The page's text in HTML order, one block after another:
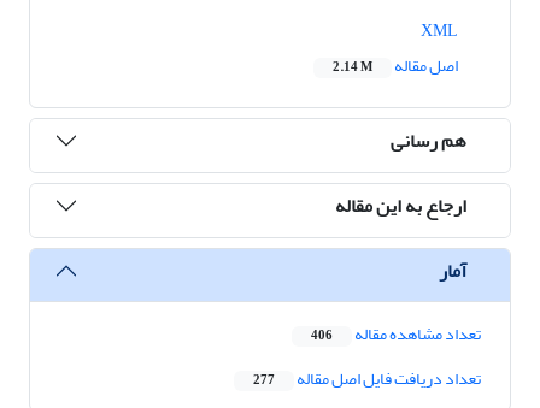
اصل مقاله
2.14 M
هم رسانی
ارجاع به این مقاله
آمار
تعداد مشاهده مقاله 406
تعداد دریافت فایل اصل مقاله 277